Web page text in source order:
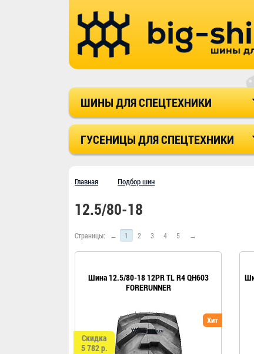
ШИНЫ ДЛЯ СПЕЦТЕХНИКИ
ГУСЕНИЦЫ ДЛЯ СПЕЦТЕХНИКИ
Главная Подбор шин
12.5/80-18
Страницы: ← 1 2 3 4 5 →
Шина 12.5/80-18 12PR TL R4 QH603
FORERUNNER
Хит
Скидка
5 782 р.